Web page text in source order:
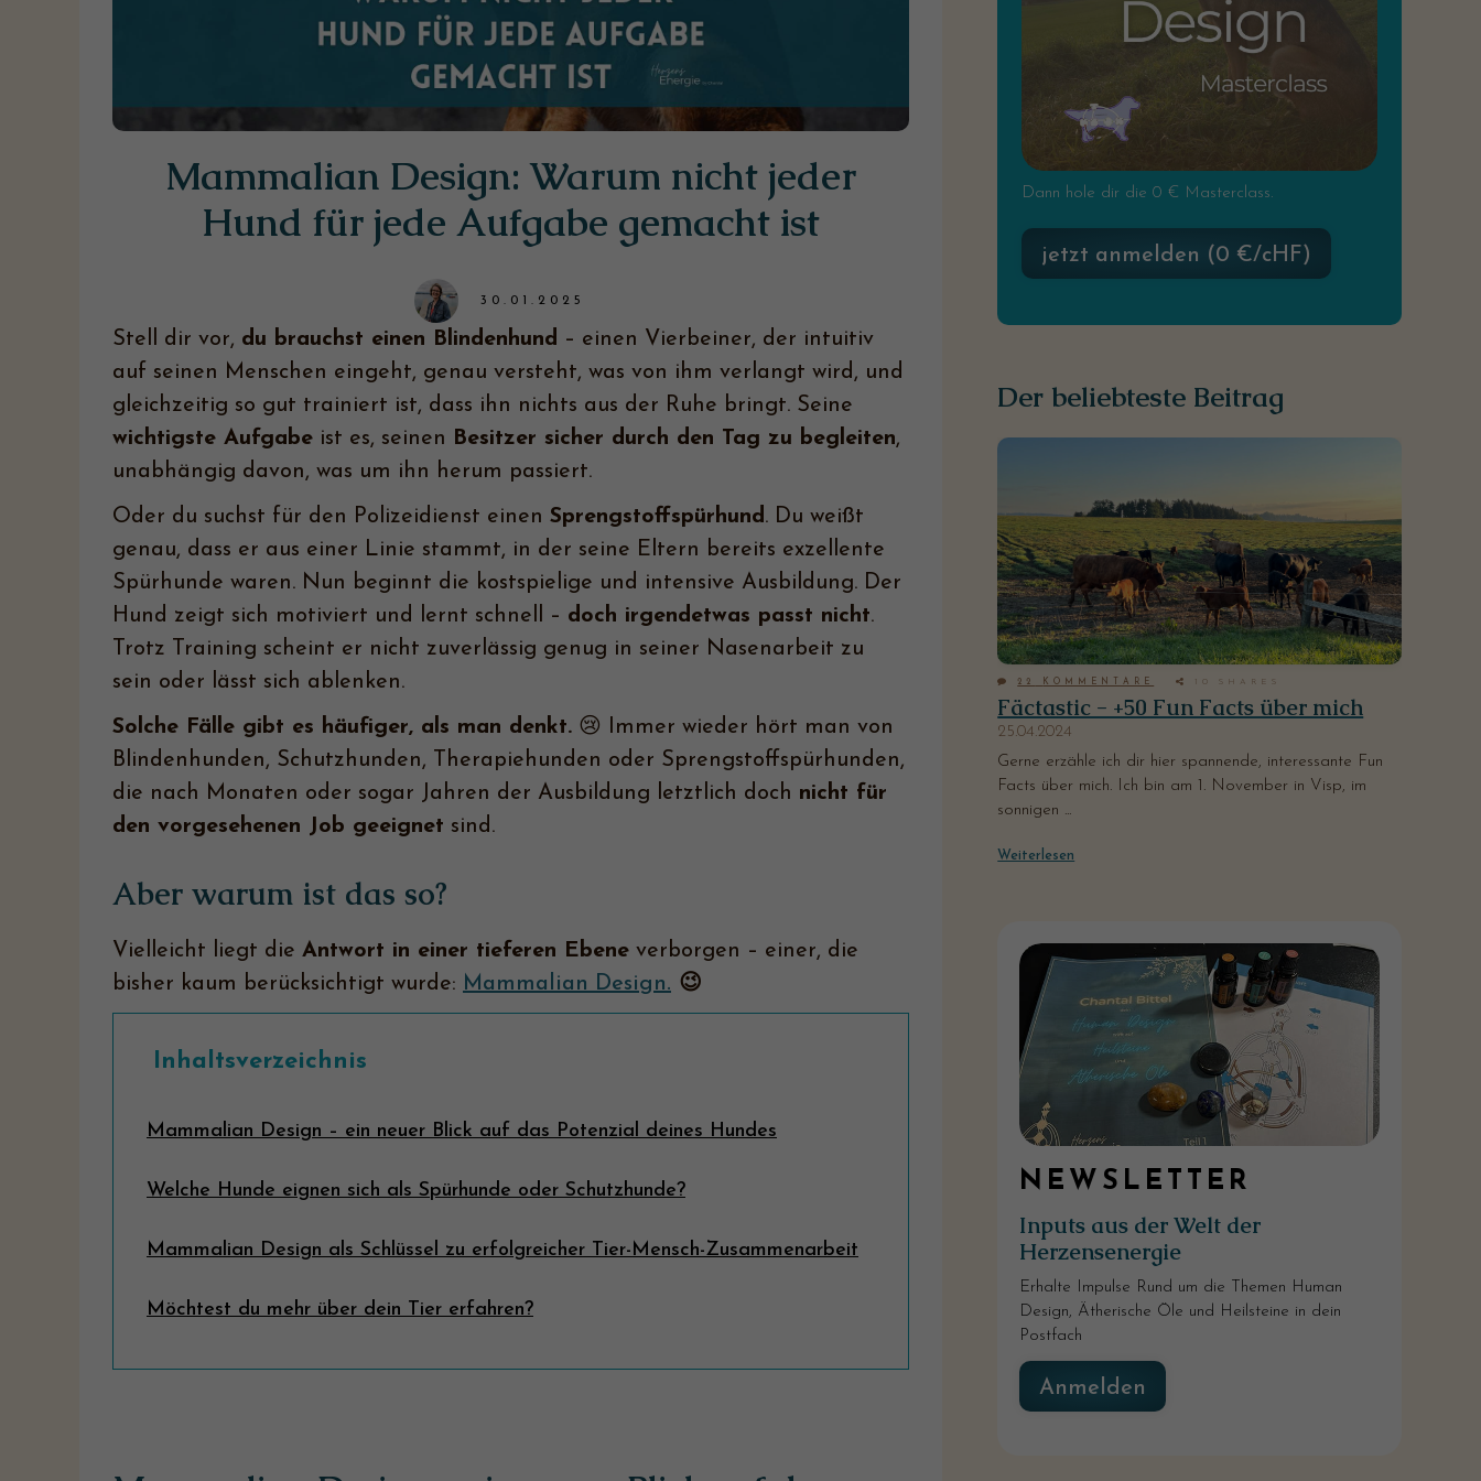
Armband - Soul Crystal Armband
Dein individuelles Human Design Armband
Ätherische Öle
dōTERRA™
Mammalian Design: Warum nicht jeder
Hund für jede Aufgabe gemacht ist
30.01.2025
Stell dir vor, du brauchst einen Blindenhund – einen Vierbeiner, der intuitiv
auf seinen Menschen eingeht, genau versteht, was von ihm verlangt wird, und
gleichzeitig so gut trainiert ist, dass ihn nichts aus der Ruhe bringt. Seine
wichtigste Aufgabe ist es, seinen Besitzer sicher durch den Tag zu begleiten,
unabhängig davon, was um ihn herum passiert.
Oder du suchst für den Polizeidienst einen Sprengstoffspürhund . Du weißt
genau, dass er aus einer Linie stammt, in der seine Eltern bereits exzellente
Spürhunde waren. Nun beginnt die kostspielige und intensive Ausbildung. Der
Hund zeigt sich motiviert und lernt schnell – doch irgendetwas passt nicht.
Trotz Training scheint er nicht zuverlässig genug in seiner Nasenarbeit zu
sein oder lässt sich ablenken.
Solche Fälle gibt es häufiger, als man denkt. 😢 Immer wieder hört man von
Blindenhunden, Schutzhunden, Therapiehunden oder Sprengstoffspürhunden,
die nach Monaten oder sogar Jahren der Ausbildung letztlich doch nicht für
den vorgesehenen Job geeignet sind.
Aber warum ist das so?
Vielleicht liegt die Antwort in einer tieferen Ebene verborgen – einer, die
bisher kaum berücksichtigt wurde: Mammalian Design. 😉
Inhaltsverzeichnis
Mammalian Design – ein neuer Blick auf das Potenzial deines Hundes
Welche Hunde eignen sich als Spürhunde oder Schutzhunde?
Mammalian Design als Schlüssel zu erfolgreicher Tier-Mensch-Zusammenarbeit
Möchtest du mehr über dein Tier erfahren?
Dann hole dir die 0 € Masterclass.
jetzt anmelden (0 €/cHF)
Der beliebteste Beitrag
22 KOMMENTARE 10 SHARES
Fäctastic - +50 Fun Facts über mich
25.04.2024
Gerne erzähle ich dir hier spannende, interessante Fun
Facts über mich. Ich bin am 1. November in Visp, im
sonnigen ...
Weiterlesen
NEWSLETTER
Inputs aus der Welt der
Herzensenergie
Erhalte Impulse Rund um die Themen Human
Design, Ätherische Öle und Heilsteine in dein
Postfach
Anmelden